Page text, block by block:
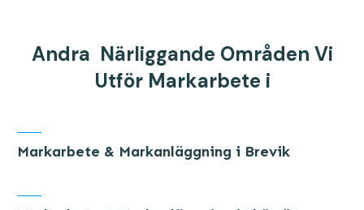
Andra Närliggande Områden Vi
Utför Markarbete i
Markarbete & Markanläggning i Brevik